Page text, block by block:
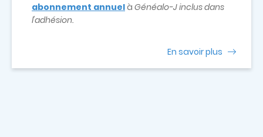
abonnement annuelà Généalo-J inclus dans
l'adhésion.
En savoir plus